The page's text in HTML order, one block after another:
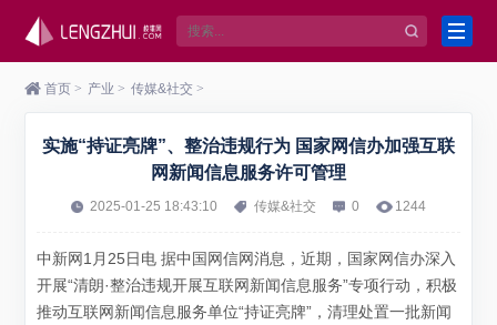
首页 > 产业 > 传媒&社交 >
实施“持证亮牌”、整治违规行为 国家网信办加强互联
网新闻信息服务许可管理
2025-01-25 18:43:10 传媒&社交 0 1244
中新网1月25日电 据中国网信网消息，近期，国家网信办深入
开展“清朗·整治违规开展互联网新闻信息服务”专项行动，积极
推动互联网新闻信息服务单位“持证亮牌”，清理处置一批新闻